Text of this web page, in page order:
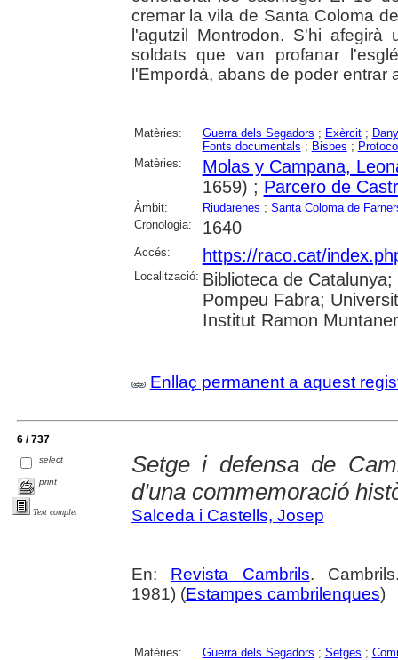
cremar la vila de Santa Coloma
l'agutzil Montrodon. S'hi
soldats que van profanar
l'Empordà, abans de poder entrar
Matèries: Guerra dels Segadors ; Exèrcit;
Fonts documentals ; Bisbes ;
Matèries:
Molas y Campana,
1659) ; Parcero de
Àmbit: Riudarenes ; Santa Coloma de
Cronologia:
1640
Accés: https://raco.cat/
Localització: Biblioteca de
Pompeu Fabra;
Institut Ramon Muntaner
Enllaç permanent a aquest
6 / 737
select
print
Text complet
Setge i defensa de
d'una commemoració
Salceda i Castells, Josep
En: Revista Cambrils.
1981) (Estampes cambrilenques)
Matèries: Guerra dels Segadors ; Setges ;